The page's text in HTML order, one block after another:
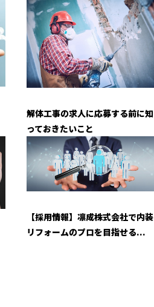
解体工事の求人に応募する前に知
っておきたいこと
【採用情報】凛成株式会社で内装
リフォームのプロを目指せる...